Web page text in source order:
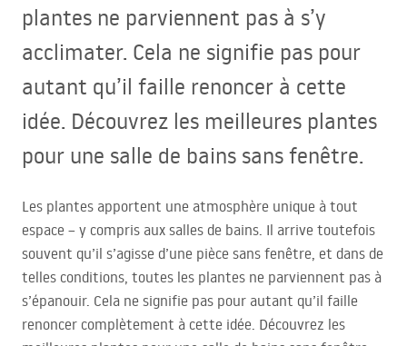
plantes ne parviennent pas à s’y
acclimater. Cela ne signifie pas pour
autant qu’il faille renoncer à cette
idée. Découvrez les meilleures plantes
pour une salle de bains sans fenêtre.
Les plantes apportent une atmosphère unique à tout
espace – y compris aux salles de bains. Il arrive toutefois
souvent qu’il s’agisse d’une pièce sans fenêtre, et dans de
telles conditions, toutes les plantes ne parviennent pas à
s’épanouir. Cela ne signifie pas pour autant qu’il faille
renoncer complètement à cette idée. Découvrez les